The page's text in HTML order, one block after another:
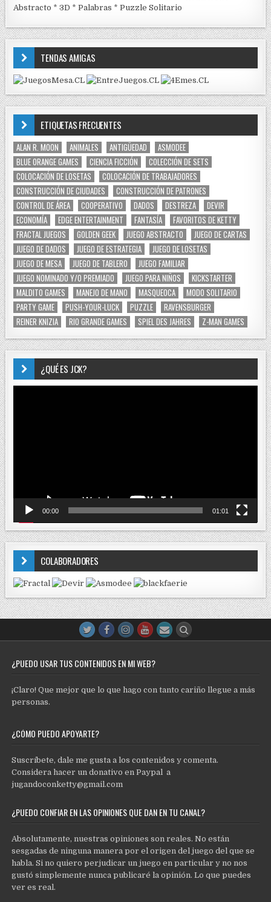
Abstracto *3D *Palabras *Puzzle Solitario
TENDAS AMIGAS
ETIQUETAS FRECUENTES
ALAN R. MOON ANIMALES ANTIGÜEDAD
ASMODEE
BLUE ORANGE GAMES
CIENCIA FICCIÓN
COLECCIÓN DE SETS
COLOCACIÓN DE LOSETAS
COLOCACIÓN DE TRABAJADORES
CONSTRUCCIÓN DE CIUDADES
CONSTRUCCIÓN DE PATRONES
CONTROL DE ÁREA
COOPERATIVO DADOS DESTREZA
DEVIR
ECONOMÍA
EDGE ENTERTAINMENT FANTASÍA
FAVORITOS DE KETTY
FRACTAL JUEGOS
GOLDEN GEEK JUEGO ABSTRACTO
JUEGO DE CARTAS
JUEGO DE DADOS
JUEGO DE ESTRATEGIA
JUEGO DE LOSETAS
JUEGO DE MESA
JUEGO DE TABLERO
JUEGO FAMILIAR
JUEGO NOMINADO Y/O PREMIADO
JUEGO PARA NIÑOS
KICKSTARTER
MALDITO GAMES
MANEJO DE MANO MASQUEOCA
MODO SOLITARIO
PARTY GAME
PUSH-YOUR-LUCK PUZZLE
RAVENSBURGER
REINER KNIZIA
RIO GRANDE GAMES SPIEL DES JAHRES Z-MAN GAMES
¿QUÉ ES JCK?
00:00 01:01
COLABORADORES
¿PUEDO USAR TUS CONTENIDOS EN MI WEB?
¡Claro! Que mejor que lo que hago con tanto cariño llegue a más
personas.
¿CÓMO PUEDO APOYARTE?
Suscríbete, dale me gusta a los contenidos y comenta.
Considera hacer un donativo en Paypal a
jugandoconketty@gmail.com
¿PUEDO CONFIAR EN LAS OPINIONES QUE DAN EN TU CANAL?
Absolutamente, nuestras opiniones son reales. No están
sesgadas de ninguna manera por el origen del juego del que se
habla. Si no quiero perjudicar un juego en particular y no nos
gustó simplemente nunca publicaré la opinión. Lo que puedes
ver es real.